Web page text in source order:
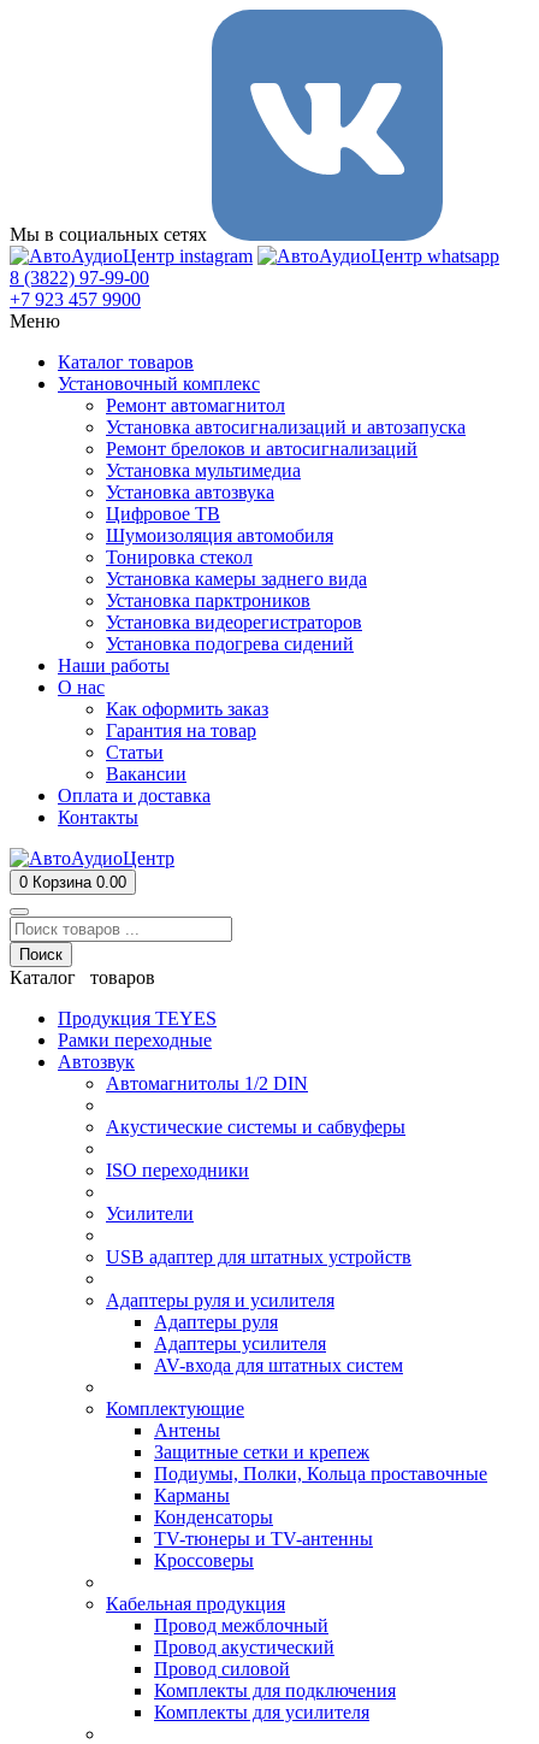
Мы в социальных сетях
8 (3822) 97-99-00
+7 923 457 9900
Меню
Каталог товаров
Установочный комплекс
Ремонт автомагнитол
Установка автосигнализаций и автозапуска
Ремонт брелоков и автосигнализаций
Установка мультимедиа
Установка автозвука
Цифровое ТВ
Шумоизоляция автомобиля
Тонировка стекол
Установка камеры заднего вида
Установка парктроников
Установка видеорегистраторов
Установка подогрева сидений
Наши работы
О нас
Как оформить заказ
Гарантия на товар
Статьи
Вакансии
Оплата и доставка
Контакты
0 Корзина 0.00
Поиск
Каталог товаров
Продукция TEYES
Рамки переходные
Автозвук
Автомагнитолы 1/2 DIN
Акустические системы и сабвуферы
ISO переходники
Усилители
USB адаптер для штатных устройств
Адаптеры руля и усилителя
Адаптеры руля
Адаптеры усилителя
AV-входа для штатных систем
Комплектующие
Антены
Защитные сетки и крепеж
Подиумы, Полки, Кольца проставочные
Карманы
Конденсаторы
TV-тюнеры и TV-антенны
Кроссоверы
Кабельная продукция
Провод межблочный
Провод акустический
Провод силовой
Комплекты для подключения
Комплекты для усилителя